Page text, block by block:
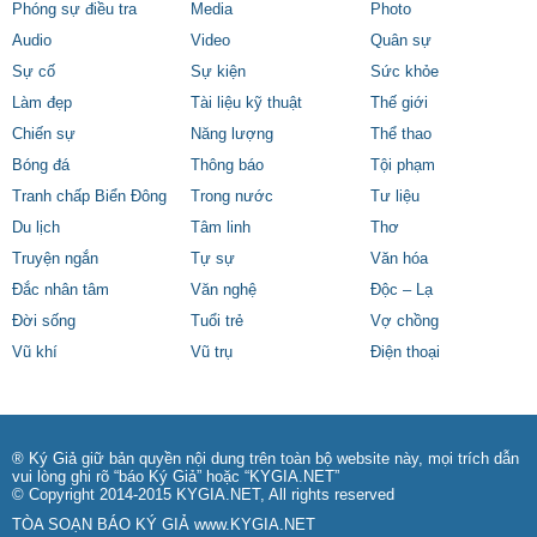
Phóng sự điều tra
Media
Photo
Audio
Video
Quân sự
Sự cố
Sự kiện
Sức khỏe
Làm đẹp
Tài liệu kỹ thuật
Thế giới
Chiến sự
Năng lượng
Thể thao
Bóng đá
Thông báo
Tội phạm
Tranh chấp Biển Đông
Trong nước
Tư liệu
Du lịch
Tâm linh
Thơ
Truyện ngắn
Tự sự
Văn hóa
Đắc nhân tâm
Văn nghệ
Độc – Lạ
Đời sống
Tuổi trẻ
Vợ chồng
Vũ khí
Vũ trụ Điện thoại
® Ký Giả giữ bản quyền nội dung trên toàn bộ website này, mọi trích dẫn
vui lòng ghi rõ “báo Ký Giả” hoặc “KYGIA.NET”
© Copyright 2014-2015 KYGIA.NET, All rights reserved
TÒA SOẠN BÁO KÝ GIẢ www.KYGIA.NET